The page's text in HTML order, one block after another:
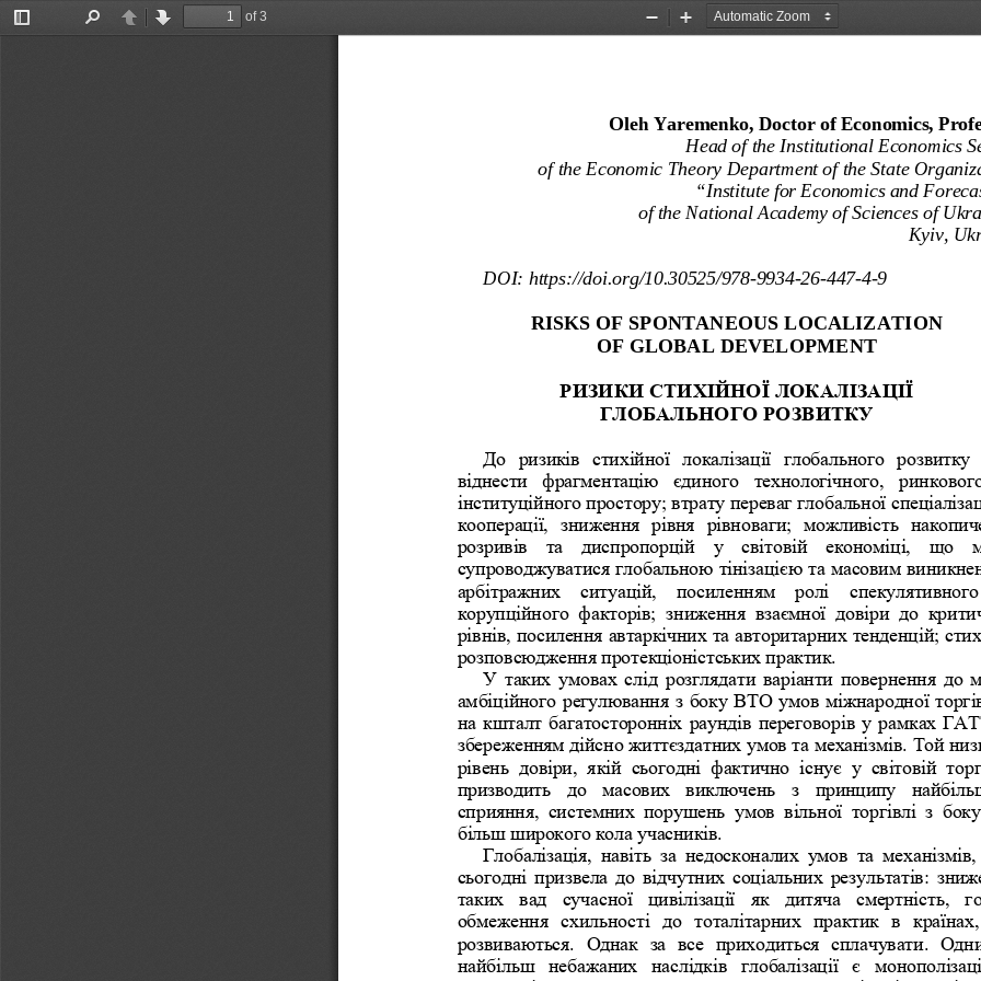
Toggle
PreviousNext
of 3
Zoom
Zoom
Oleh Yaremenko, Doctor of Economics,
Head of the Institutional Economics
of the Economic Theory Department of the State
“Institute for Economics and
of the National Academy of Sciences of
Kyiv,
DOI: https://doi.org/10.30525/978- 9934-26- 447-4-9
RISKS OF SPONTANEOUS LOCALIZATION
OF GLOBAL DEVELOPMENT
РИЗИКИ СТИХІЙНОЇ ЛОКАЛІЗАЦІЇ
ГЛОБАЛЬНОГО РОЗВИТКУ
До  ризиків  стихійної  локалізації  глобального  розвитку
віднести  фрагментацію  єдиного  технологічного,
інституційного простору; втрату переваг глобальної
кооперації,  зниження  рівня  рівноваги;  можливість
розривів
та  диспропорцій  у  світовій  економіці,  що
супроводжуватися глобальною тінізацією та масовим
арбітражних  ситуацій,  посиленням  ролі
корупційного  факторів;  зниження  взаємної  довіри  до
рівнів, посилення автаркічних та авторитарних тенденцій;
розповсюдження протекціоністських практик.
У таких умовах слід розглядати варіанти повернення до
амбіційного регулювання з боку ВТО умов міжнародної
на кшталт багатосторонніх раундів переговорів у рамках
збереженням дійсно життєздатних умов та механізмів. Той
рівень  довіри,  якій  сьогодні  фактично  існує  у  світовій
призводить  до  масових  виключень  з  принципу
сприяння,  системних  порушень  умов  вільної  торгівлі  з
більш широкого кола учасників.
Глобалізація,  навіть  за  недосконалих  умов  та
сьогодні призвела до відчутних соціальних результатів:
таких  вад  сучасної  цивілізації  як  дитяча  смертність,
обмеження  схильності  до  тоталітарних  практик  в
розвиваються.  Однак  за  все  приходиться  сплачувати.
найбільш  небажаних  наслідків  глобалізації  є